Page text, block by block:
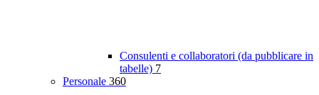
Consulenti e collaboratori (da pubblicare in
tabelle) 7
Personale 360